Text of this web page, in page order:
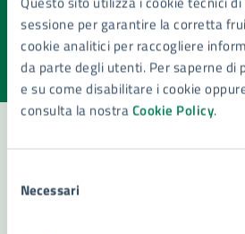
sessione per garantire la corretta
cookie analitici per raccogliere
da parte degli utenti. Per saperne di
e su come disabilitare i cookie
consulta la nostraCookie Policy.
delNecessari
pagina?
Valuta la chiarezza delle informazioni (da
Seleziona il numero di stelle per
Valuta 5 stelle su 5
Valuta 4 stelle su 5
Valuta 3 stelle su 5
Valuta 2 stelle su 5
Valuta 1 stelle su 5
Contatta il comune